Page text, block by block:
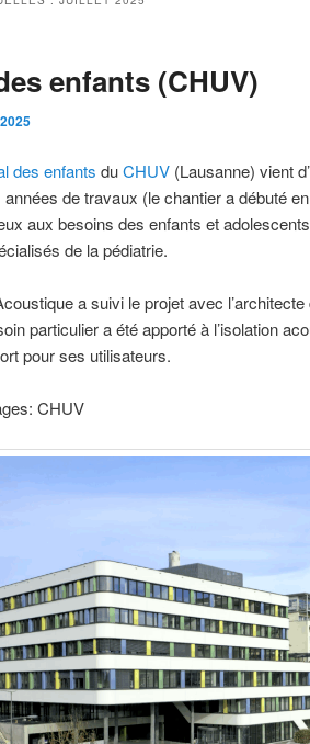
enfants (CHUV)
des enfants duCHUV (Lausanne) vient
de travaux (le chantier a débuté
aux besoins des enfants et
de la pédiatrie.
a suivi le projet avec
particulier a été apporté à l’isolation
pour ses utilisateurs.
CHUV